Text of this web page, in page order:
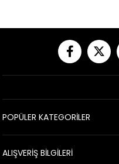
POPÜLER KATEGORİLER
ALIŞVERİŞ BİLGİLERİ